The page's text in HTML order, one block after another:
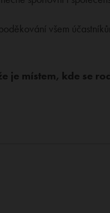
všem
je místem, kde se